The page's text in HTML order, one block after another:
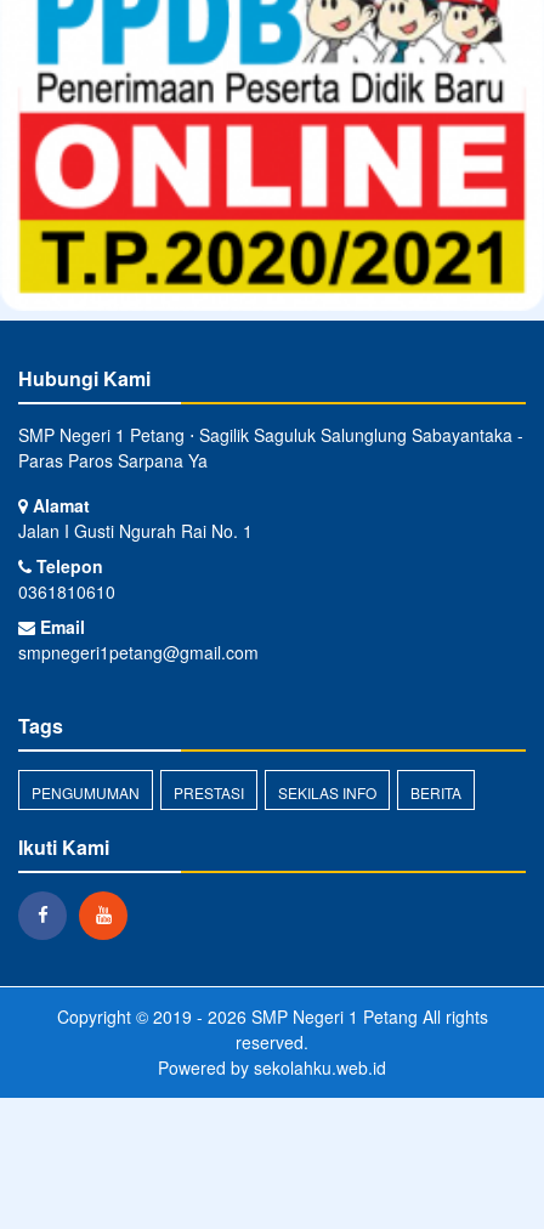
Hubungi Kami
SMP Negeri 1 Petang ⋅ Sagilik Saguluk Salunglung Sabayantaka -
Paras Paros Sarpana Ya
Alamat
Jalan I Gusti Ngurah Rai No. 1
Telepon
0361810610
Email
smpnegeri1petang@gmail.com
Tags
PENGUMUMAN PRESTASI SEKILAS INFO BERITA
Ikuti Kami
Copyright © 2019 - 2026 SMP Negeri 1 Petang All rights
reserved.
Powered by sekolahku.web.id